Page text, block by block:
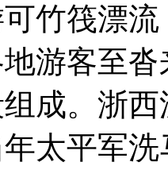
竹筏漂
游客至
成。浙
太平军